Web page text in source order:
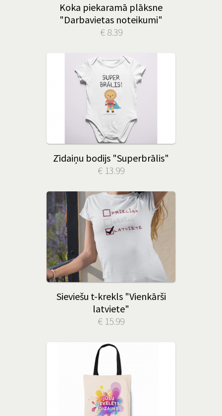
Koka piekaramā plāksne
"Darbavietas noteikumi"
€ 8.39
Zīdaiņu bodijs "Superbrālis"
€ 13.99
Sieviešu t-krekls "Vienkārši
latviete"
€ 15.99